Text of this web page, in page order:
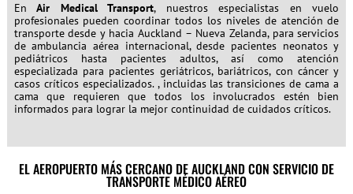
En Air Medical Transport, nuestros especialistas en vuelo
profesionales pueden coordinar todos los niveles de atención de
transporte desde y hacia Auckland – Nueva Zelanda, para servicios
de ambulancia aérea internacional, desde pacientes neonatos y
pediátricos hasta pacientes adultos, así como atención
especializada para pacientes geriátricos, bariátricos, con cáncer y
casos críticos especializados. , incluidas las transiciones de cama a
cama que requieren que todos los involucrados estén bien
informados para lograr la mejor continuidad de cuidados críticos.
EL AEROPUERTO MÁS CERCANO DE AUCKLAND CON SERVICIO DE
TRANSPORTE MÉDICO AÉREO